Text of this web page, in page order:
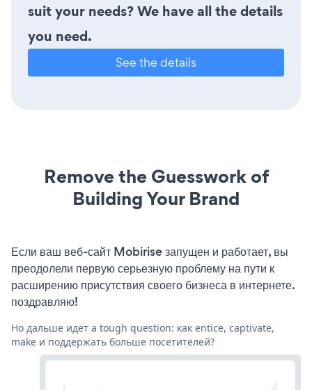
suit your needs? We have all the details
you need.
See the details
Remove the Guesswork of
Building Your Brand
Если ваш веб-сайт Mobirise запущен и работает, вы
преодолели первую серьезную проблему на пути к
расширению присутствия своего бизнеса в интернете.
поздравляю!
Но дальше идет a tough question: как entice, captivate,
make и поддержать больше посетителей?